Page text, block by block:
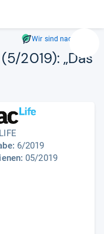
Geben
Wir sind nachhaltig
2019): „Das
6/2019
05/2019